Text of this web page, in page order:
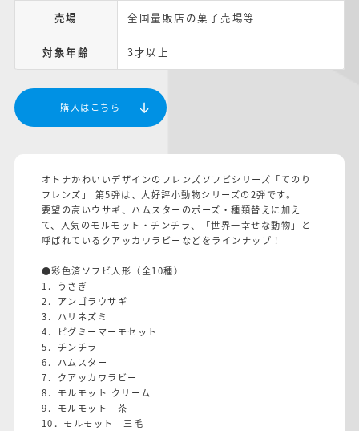
売場 全国量販店の菓子売場等
対象年齢 3才以上
購入はこちら
オトナかわいいデザインのフレンズソフビシリーズ「てのり
フレンズ」 第5弾は、大好評小動物シリーズの2弾です。
要望の高いウサギ、ハムスターのポーズ・種類替えに加え
て、人気のモルモット・チンチラ、「世界一幸せな動物」と
呼ばれているクアッカワラビーなどをラインナップ！
●彩色済ソフビ人形（全10種）
1．うさぎ
2．アンゴラウサギ
3．ハリネズミ
4．ピグミーマーモセット
5．チンチラ
6．ハムスター
7．クアッカワラビー
8．モルモット クリーム
9．モルモット 茶
10．モルモット 三毛